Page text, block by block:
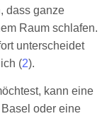
dass ganze
Raum schlafen.
unterscheidet
(2).
kann eine
oder eine